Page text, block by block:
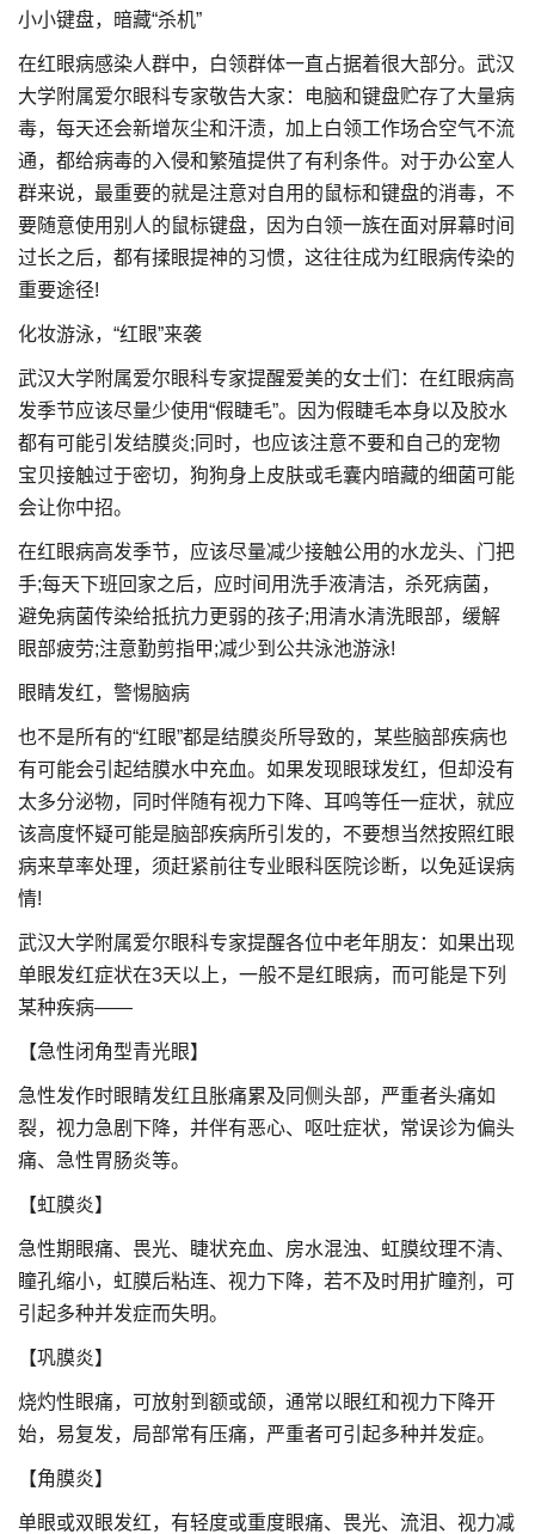
小小键盘，暗藏“杀机”
在红眼病感染人群中，白领群体一直占据着很大部分。武汉
大学附属爱尔眼科专家敬告大家：电脑和键盘贮存了大量病
毒，每天还会新增灰尘和汗渍，加上白领工作场合空气不流
通，都给病毒的入侵和繁殖提供了有利条件。对于办公室人
群来说，最重要的就是注意对自用的鼠标和键盘的消毒，不
要随意使用别人的鼠标键盘，因为白领一族在面对屏幕时间
过长之后，都有揉眼提神的习惯，这往往成为红眼病传染的
重要途径!
化妆游泳，“红眼”来袭
武汉大学附属爱尔眼科专家提醒爱美的女士们：在红眼病高
发季节应该尽量少使用“假睫毛”。因为假睫毛本身以及胶水
都有可能引发结膜炎;同时，也应该注意不要和自己的宠物
宝贝接触过于密切，狗狗身上皮肤或毛囊内暗藏的细菌可能
会让你中招。
在红眼病高发季节，应该尽量减少接触公用的水龙头、门把
手;每天下班回家之后，应时间用洗手液清洁，杀死病菌，
避免病菌传染给抵抗力更弱的孩子;用清水清洗眼部，缓解
眼部疲劳;注意勤剪指甲;减少到公共泳池游泳!
眼睛发红，警惕脑病
也不是所有的“红眼”都是结膜炎所导致的，某些脑部疾病也
有可能会引起结膜水中充血。如果发现眼球发红，但却没有
太多分泌物，同时伴随有视力下降、耳鸣等任一症状，就应
该高度怀疑可能是脑部疾病所引发的，不要想当然按照红眼
病来草率处理，须赶紧前往专业眼科医院诊断，以免延误病
情!
武汉大学附属爱尔眼科专家提醒各位中老年朋友：如果出现
单眼发红症状在3天以上，一般不是红眼病，而可能是下列
某种疾病——
【急性闭角型青光眼】
急性发作时眼睛发红且胀痛累及同侧头部，严重者头痛如
裂，视力急剧下降，并伴有恶心、呕吐症状，常误诊为偏头
痛、急性胃肠炎等。
【虹膜炎】
急性期眼痛、畏光、睫状充血、房水混浊、虹膜纹理不清、
瞳孔缩小，虹膜后粘连、视力下降，若不及时用扩瞳剂，可
引起多种并发症而失明。
【巩膜炎】
烧灼性眼痛，可放射到额或颌，通常以眼红和视力下降开
始，易复发，局部常有压痛，严重者可引起多种并发症。
【角膜炎】
单眼或双眼发红，有轻度或重度眼痛、畏光、流泪、视力减